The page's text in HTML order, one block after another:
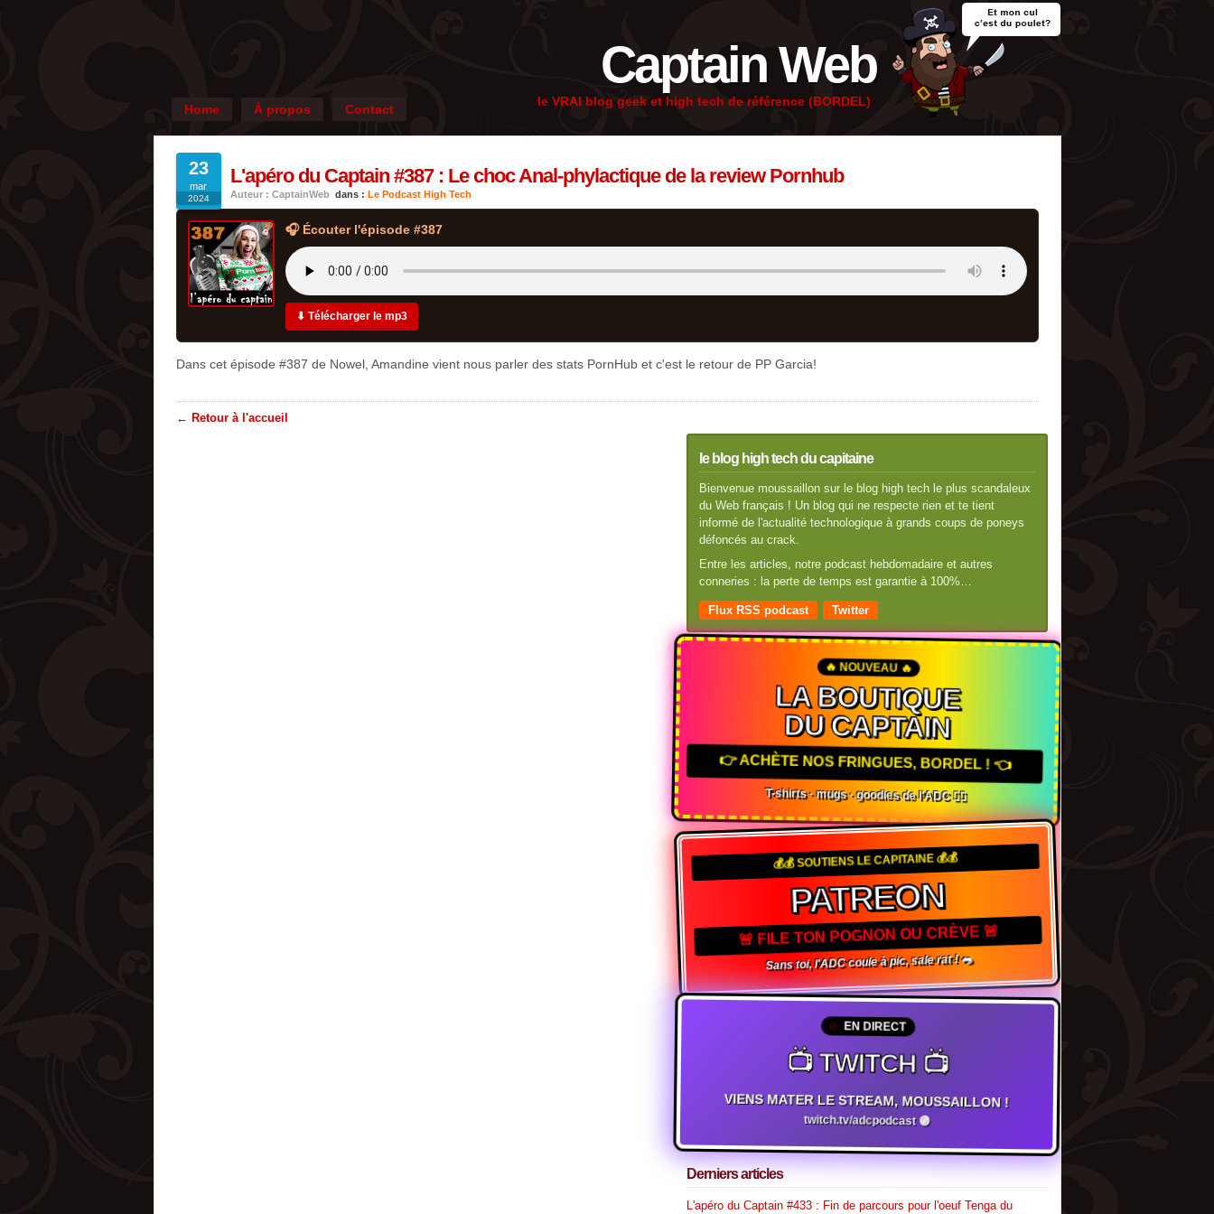
Captain Web
le VRAI blog geek et high tech de référence (BORDEL)
Home À propos Contact
23
mar
2024
L'apéro du Captain #387 : Le choc Anal-phylactique de la review Pornhub
Auteur : CaptainWeb dans : Le Podcast High Tech
🎧 Écouter l'épisode #387
⬇ Télécharger le mp3
Dans cet épisode #387 de Nowel, Amandine vient nous parler des stats PornHub et c'est le retour de PP Garcia!
← Retour à l'accueil
le blog high tech du capitaine
Bienvenue moussaillon sur le blog high tech le plus scandaleux
du Web français ! Un blog qui ne respecte rien et te tient
informé de l'actualité technologique à grands coups de poneys
défoncés au crack.
Entre les articles, notre podcast hebdomadaire et autres
conneries : la perte de temps est garantie à 100%…
Flux RSS podcast Twitter
🔥 NOUVEAU 🔥
LA BOUTIQUE
DU CAPTAIN
👉 ACHÈTE NOS FRINGUES, BORDEL ! 👈
T-shirts · mugs · goodies de l'ADC 🏴‍☠️
💰💰 SOUTIENS LE CAPITAINE 💰💰
PATREON
🚨 FILE TON POGNON OU CRÈVE 🚨
Sans toi, l'ADC coule à pic, sale rat ! 🐀
EN DIRECT
📺 TWITCH 📺
VIENS MATER LE STREAM, MOUSSAILLON !
twitch.tv/adcpodcast 🟣
Derniers articles
L'apéro du Captain #433 : Fin de parcours pour l'oeuf Tenga du